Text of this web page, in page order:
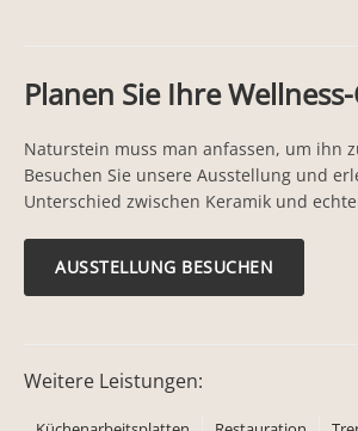
Planen Sie Ihre
Naturstein muss man anfassen, um ihn
Besuchen Sie unsere Ausstellung und
Unterschied zwischen Keramik und
AUSSTELLUNG BESUCHEN
Weitere Leistungen: